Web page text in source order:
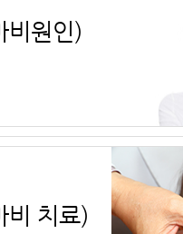
비원인)
비 치료)